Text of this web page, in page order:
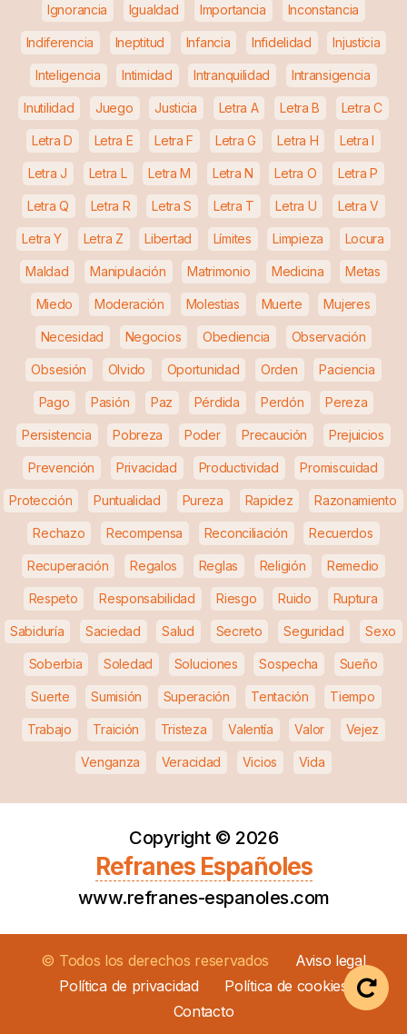
Ignorancia Igualdad Importancia Inconstancia
Indiferencia Ineptitud Infancia Infidelidad Injusticia
Inteligencia Intimidad Intranquilidad Intransigencia
Inutilidad Juego Justicia Letra A Letra B Letra C
Letra D Letra E Letra F Letra G Letra H Letra I
Letra J Letra L Letra M Letra N Letra O Letra P
Letra Q Letra R Letra S Letra T Letra U Letra V
Letra Y Letra Z Libertad Límites Limpieza Locura
Maldad Manipulación Matrimonio Medicina Metas
Miedo Moderación Molestias Muerte Mujeres
Necesidad Negocios Obediencia Observación
Obsesión Olvido Oportunidad Orden Paciencia
Pago Pasión Paz Pérdida Perdón Pereza
Persistencia Pobreza Poder Precaución Prejuicios
Prevención Privacidad Productividad Promiscuidad
Protección Puntualidad Pureza Rapidez Razonamiento
Rechazo Recompensa Reconciliación Recuerdos
Recuperación Regalos Reglas Religión Remedio
Respeto Responsabilidad Riesgo Ruido Ruptura
Sabiduría Saciedad Salud Secreto Seguridad Sexo
Soberbia Soledad Soluciones Sospecha Sueño
Suerte Sumisión Superación Tentación Tiempo
Trabajo Traición Tristeza Valentía Valor Vejez
Venganza Veracidad Vicios Vida
Copyright © 2026
Refranes Españoles
www.refranes-espanoles.com
© Todos los derechos reservados
Aviso legal
Política de privacidad
Política de cookies
Contacto